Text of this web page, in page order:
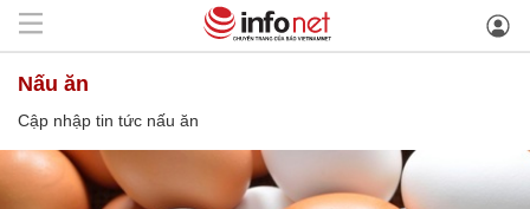
nấu ăn
Cập nhập tin tức nấu ăn